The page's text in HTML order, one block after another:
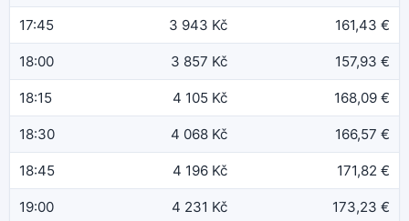
17:45 3 943 Kč 161,43 €
18:00 3 857 Kč 157,93 €
18:15 4 105 Kč 168,09 €
18:30 4 068 Kč 166,57 €
18:45 4 196 Kč 171,82 €
19:00 4 231 Kč 173,23 €